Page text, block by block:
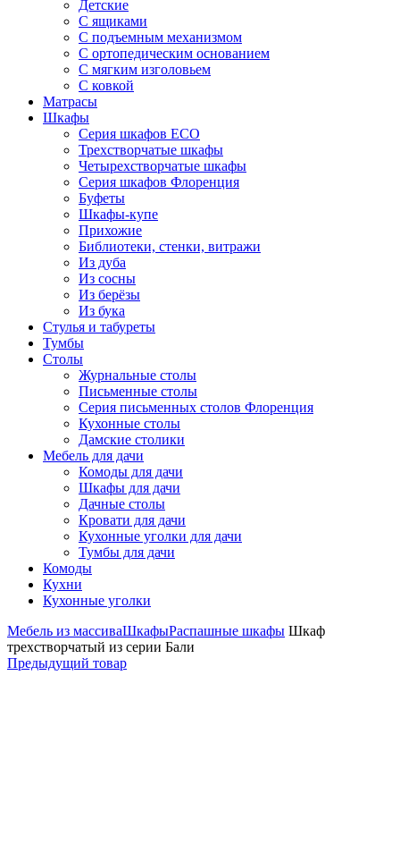
Детские
С ящиками
С подъемным механизмом
С ортопедическим основанием
С мягким изголовьем
С ковкой
Матрасы
Шкафы
Серия шкафов ECO
Трехстворчатые шкафы
Четырехстворчатые шкафы
Серия шкафов Флоренция
Буфеты
Шкафы-купе
Прихожие
Библиотеки, стенки, витражи
Из дуба
Из сосны
Из берёзы
Из бука
Стулья и табуреты
Тумбы
Столы
Журнальные столы
Письменные столы
Серия письменных столов Флоренция
Кухонные столы
Дамские столики
Мебель для дачи
Комоды для дачи
Шкафы для дачи
Дачные столы
Кровати для дачи
Кухонные уголки для дачи
Тумбы для дачи
Комоды
Кухни
Кухонные уголки
Мебель из массиваШкафыРаспашные шкафы Шкаф
трехстворчатый из серии Бали
Предыдущий товар